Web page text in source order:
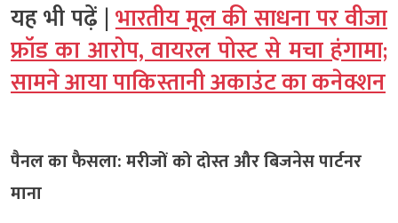
यह भी पढ़ें |भारतीय मूल की साधना पर वीजा
फ्रॉड का आरोप, वायरल पोस्ट से मचा हंगामा;
सामने आया पाकिस्तानी अकाउंट का कनेक्शन
पैनल का फैसला: मरीजों को दोस्त और बिजनेस पार्टनर
माना